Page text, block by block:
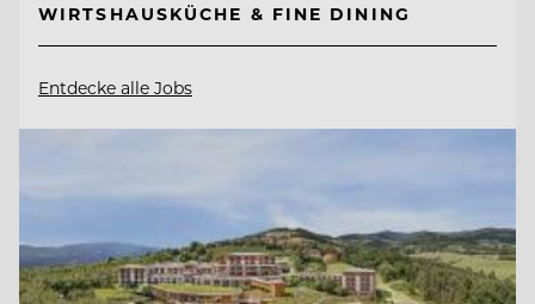
WIRTSHAUSKÜCHE & FINE DINING
Entdecke alle Jobs